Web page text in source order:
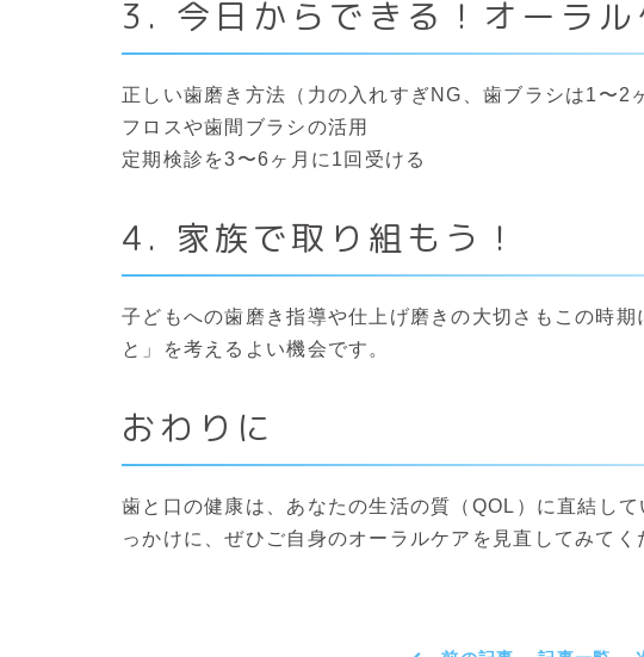
3. 今日からできる！オーラル
正しい歯磨き方法（力の入れすぎNG、歯ブラシは1〜2
フロスや歯間ブラシの活用
定期検診を3〜6ヶ月に1回受ける
4. 家族で取り組もう！
子どもへの歯磨き指導や仕上げ磨きの大切さもこの時
と」を考えるよい機会です。
おわりに
歯と口の健康は、あなたの生活の質（QOL）に直結し
っかけに、ぜひご自身のオーラルケアを見直してみてく